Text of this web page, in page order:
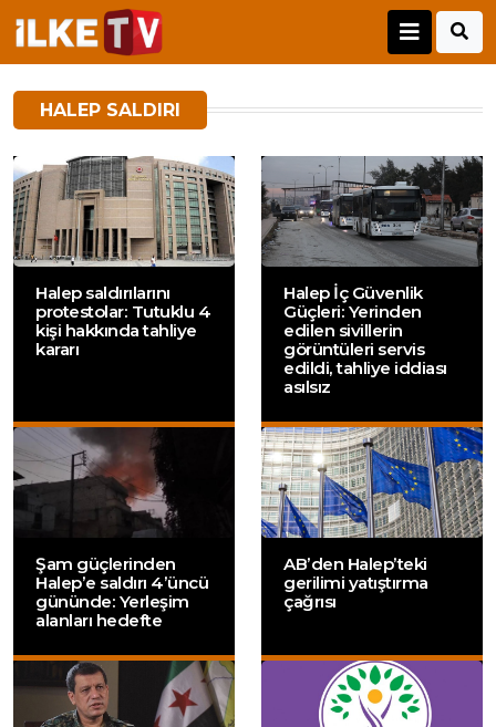
HALEP SALDIRI
Halep saldırılarını
protestolar: Tutuklu 4
kişi hakkında tahliye
kararı
Halep İç Güvenlik
Güçleri: Yerinden
edilen sivillerin
görüntüleri servis
edildi, tahliye iddiası
asılsız
Şam güçlerinden
Halep’e saldırı 4’üncü
gününde: Yerleşim
alanları hedefte
AB’den Halep’teki
gerilimi yatıştırma
çağrısı